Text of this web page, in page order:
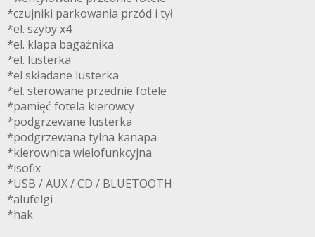
*czujniki parkowania przód i tył
*el. szyby x4
*el. klapa bagażnika
*el. lusterka
*el składane lusterka
*el. sterowane przednie fotele
*pamięć fotela kierowcy
*podgrzewane lusterka
*podgrzewana tylna kanapa
*kierownica wielofunkcyjna
*isofix
*USB / AUX / CD / BLUETOOTH
*alufelgi
*hak